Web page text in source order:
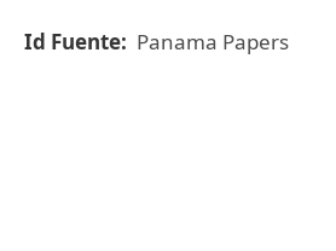
Id Fuente: Panama Papers